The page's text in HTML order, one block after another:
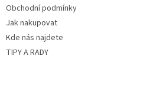
Obchodní podmínky
Jak nakupovat
Kde nás najdete
TIPY A RADY